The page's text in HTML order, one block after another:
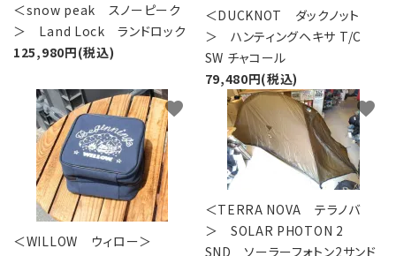
＜snow peak スノーピーク
＞ Land Lock ランドロック
125,980円(税込)
＜DUCKNOT ダックノット
＞ ハンティングヘキサ T/C
SW チャコール
79,480円(税込)
＜WILLOW ウィロー＞
favorite
＜TERRA NOVA テラノバ
＞ SOLAR PHOTON 2
SND ソーラーフォトン2サンド
favorite